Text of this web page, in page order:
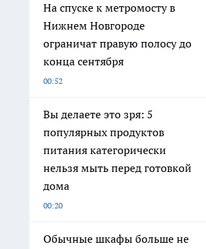
На спуске к метромосту в
Нижнем Новгороде
ограничат правую полосу до
конца сентября
00:52
Вы делаете это зря: 5
популярных продуктов
питания категорически
нельзя мыть перед готовкой
дома
00:20
Обычные шкафы больше не